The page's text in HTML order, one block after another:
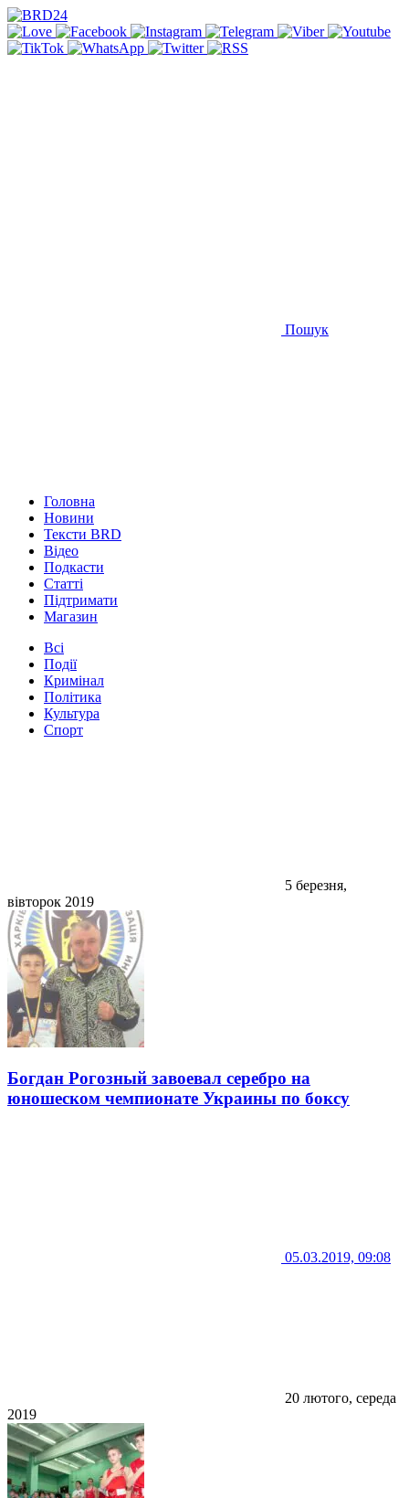
Пошук
Головна
Новини
Тексти BRD
Відео
Подкасти
Статті
Підтримати
Магазин
Всі
Події
Кримінал
Політика
Культура
Спорт
5 березня,
вівторок 2019
Богдан Рогозный завоевал серебро на
юношеском чемпионате Украины по боксу
05.03.2019, 09:08
20 лютого, середа
2019